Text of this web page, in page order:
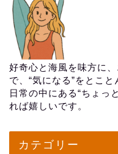
好奇心と海風を味方に
で、“気になる”をとこ
日常の中にある“ちょっ
れば嬉しいです。
カテゴリー